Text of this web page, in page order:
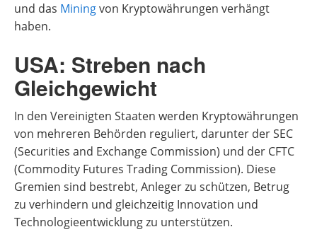
und das Miningvon Kryptowährungen verhängt
haben.
USA: Streben nach
Gleichgewicht
In den Vereinigten Staaten werden Kryptowährungen
von mehreren Behörden reguliert, darunter der SEC
(Securities and Exchange Commission) und der CFTC
(Commodity Futures Trading Commission). Diese
Gremien sind bestrebt, Anleger zu schützen, Betrug
zu verhindern und gleichzeitig Innovation und
Technologieentwicklung zu unterstützen.